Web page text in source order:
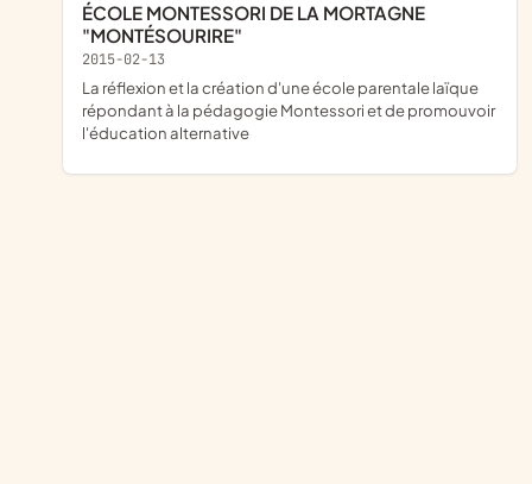
ÉCOLE MONTESSORI DE LA MORTAGNE
"MONTÉSOURIRE"
2015-02-13
la réflexion et la création d'une école parentale laïque
répondant à la pédagogie Montessori et de promouvoir
l'éducation alternative